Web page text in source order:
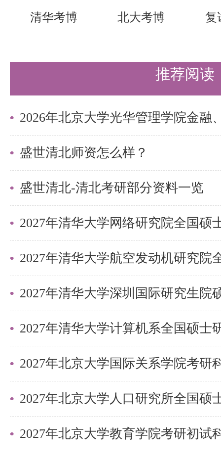
围广；而清华大学在经历本轮调
以及求真书院等核心院系，同样
容。两校虽路径不同，但均显示
一命题的明确趋势。
408专业课参考书
408考试涵盖数据结构、计算机
算机网络四部分。以下为公认使
大家参考（实际使用请以当年官
数据结构，推荐严蔚敏的《数据
大学出版社。这本书是在其经典
清华考博 北大考博 复
推荐阅读
盛世清北师资怎么样？
盛世清北-清北考研部分资料一览
2027年清华大学深圳国际研究生院
2027年北京大学国际关系学院考研
2027年北京大学教育学院考研初试